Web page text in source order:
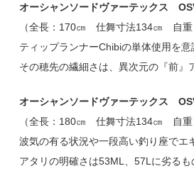
オーシャンソードヴァーテックス
（全長：170㎝ 仕舞寸法134㎝ 自
ティップランナーChibiの単体使用を
その穂先の繊細さは、異次元の『前』
オーシャンソードヴァーテックス
（全長：180㎝ 仕舞寸法134㎝ 自
波気の有る状況や一段高い釣り座でエ
アタリの明確さは53ML、57Lに劣る